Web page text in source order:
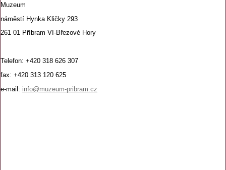
Muzeum
náměstí Hynka Kličky 293
261 01 Příbram VI-Březové Hory
Telefon: +420 318 626 307
fax: +420 313 120 625
e-mail: info@muzeum-pribram.cz